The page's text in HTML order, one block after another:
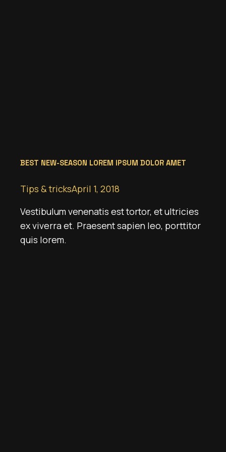
BEST NEW-SEASON LOREM IPSUM DOLOR AMET
Tips & tricksApril 1, 2018
Vestibulum venenatis est tortor, et ultricies
ex viverra et. Praesent sapien leo, porttitor
quis lorem.